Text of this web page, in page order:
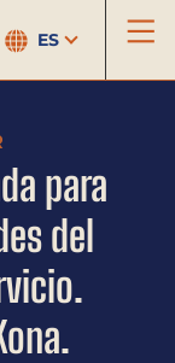
ES
para
del